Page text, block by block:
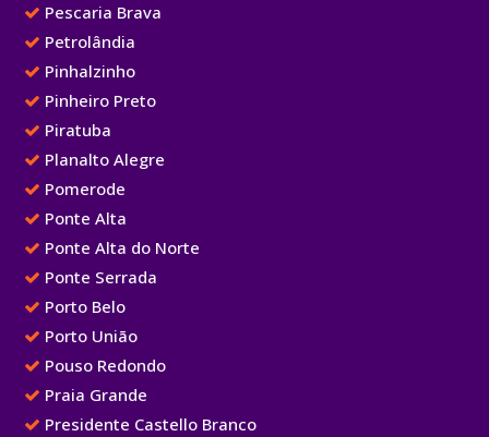
Pescaria Brava
Petrolândia
Pinhalzinho
Pinheiro Preto
Piratuba
Planalto Alegre
Pomerode
Ponte Alta
Ponte Alta do Norte
Ponte Serrada
Porto Belo
Porto União
Pouso Redondo
Praia Grande
Presidente Castello Branco